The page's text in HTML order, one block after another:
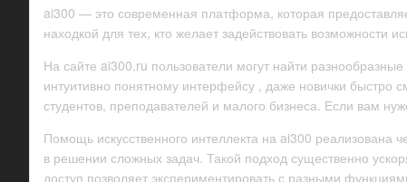
ai300 — это современная платформа, которая
находкой для тех, кто желает задействовать возможности
На сайте ai300.ru пользователи могут найти
интуитивно понятному интерфейсу , даже новички быстро
студентов, преподавателей и малого бизнеса. Если вам
Помощь искусственного интеллекта на ai300 реализована
в решении сложных задач. Такой подход существенно
доступ позволяет экспериментировать с разными